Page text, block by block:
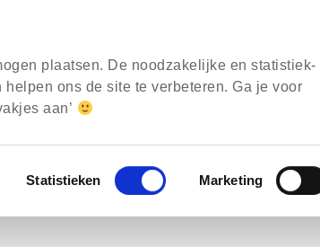
plaatsen. De noodzakelijke en statistiek-
ons de site te verbeteren. Ga je voor
aan’
Statistieken Marketing